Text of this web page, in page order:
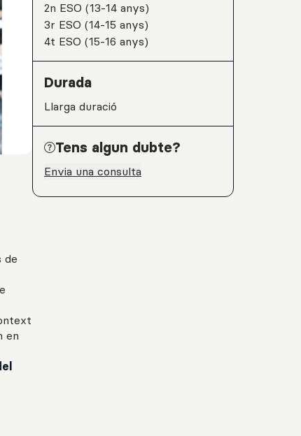
de
en
2n ESO (13-14 anys)
3r ESO (14-15 anys)
4t ESO (15-16 anys)
Durada
Llarga duració
Tens algun dubte?
Envia una consulta